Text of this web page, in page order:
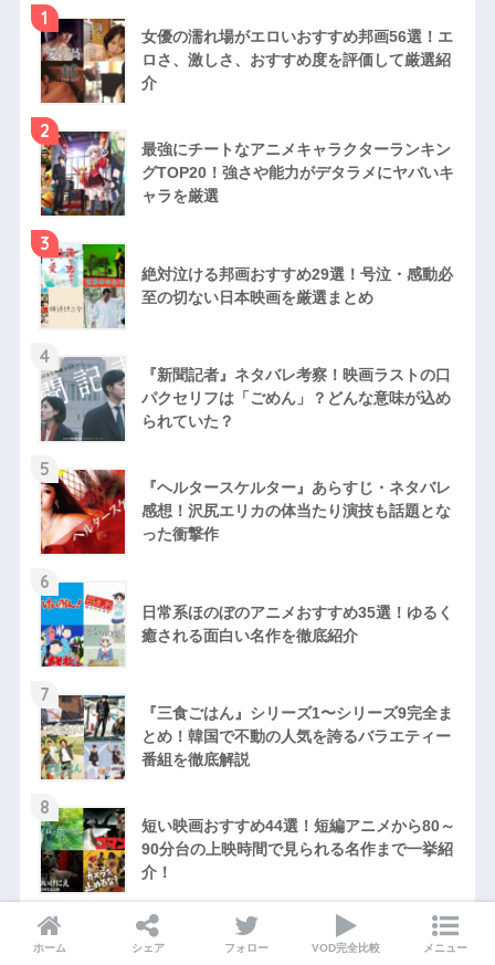
1
女優の濡れ場がエロいおすすめ邦画56選！エ
ロさ、激しさ、おすすめ度を評価して厳選紹
介
2
最強にチートなアニメキャラクターランキン
グTOP20！強さや能力がデタラメにヤバいキ
ャラを厳選
3
絶対泣ける邦画おすすめ29選！号泣・感動必
至の切ない日本映画を厳選まとめ
4
『新聞記者』ネタバレ考察！映画ラストの口
パクセリフは「ごめん」？どんな意味が込め
られていた？
5
『ヘルタースケルター』あらすじ・ネタバレ
感想！沢尻エリカの体当たり演技も話題とな
った衝撃作
6
日常系ほのぼのアニメおすすめ35選！ゆるく
癒される面白い名作を徹底紹介
7
『三食ごはん』シリーズ1〜シリーズ9完全ま
とめ！韓国で不動の人気を誇るバラエティー
番組を徹底解説
8
短い映画おすすめ44選！短編アニメから80～
90分台の上映時間で見られる名作まで一挙紹
介！
9
『僕が見つけたシンデレラ』キャスト相関
ホーム シェア フォロー VOD完全比較 メニュー